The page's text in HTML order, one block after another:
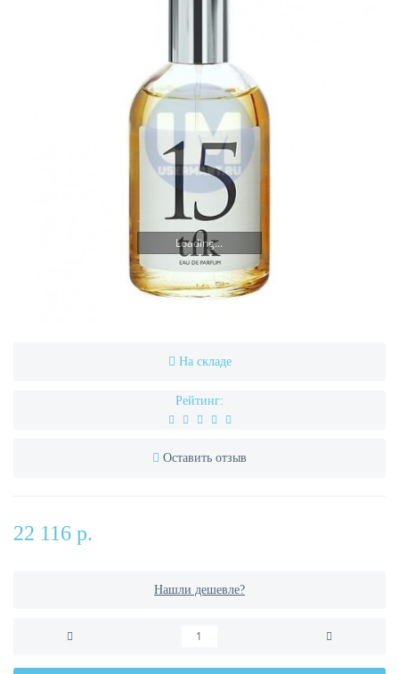
Loading...
На складе
Рейтинг:
Оставить отзыв
22 116 р.
Нашли дешевле?